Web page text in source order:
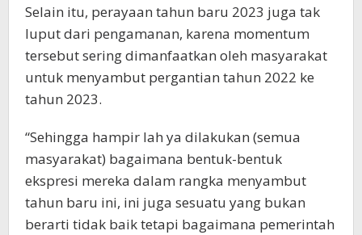
Selain itu, perayaan tahun baru 2023 juga tak
luput dari pengamanan, karena momentum
tersebut sering dimanfaatkan oleh masyarakat
untuk menyambut pergantian tahun 2022 ke
tahun 2023.
“Sehingga hampir lah ya dilakukan (semua
masyarakat) bagaimana bentuk-bentuk
ekspresi mereka dalam rangka menyambut
tahun baru ini, ini juga sesuatu yang bukan
berarti tidak baik tetapi bagaimana pemerintah